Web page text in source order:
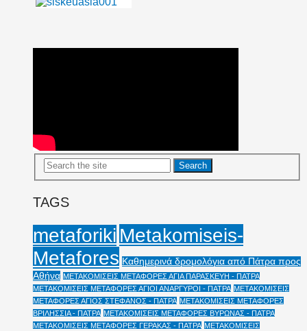
TAGS
metaforiki Metakomiseis-
Metafores Καθημερινά δρομολόγια από Πάτρα προς
Αθήνα ΜΕΤΑΚΟΜΙΣΕΙΣ ΜΕΤΑΦΟΡΕΣ ΑΓΙΑ ΠΑΡΑΣΚΕΥΗ - ΠΑΤΡΑ
ΜΕΤΑΚΟΜΙΣΕΙΣ ΜΕΤΑΦΟΡΕΣ ΑΓΙΟΙ ΑΝΑΡΓΥΡΟΙ - ΠΑΤΡΑ ΜΕΤΑΚΟΜΙΣΕΙΣ
ΜΕΤΑΦΟΡΕΣ ΑΓΙΟΣ ΣΤΕΦΑΝΟΣ - ΠΑΤΡΑ ΜΕΤΑΚΟΜΙΣΕΙΣ ΜΕΤΑΦΟΡΕΣ
ΒΡΙΛΗΣΣΙΑ - ΠΑΤΡΑ ΜΕΤΑΚΟΜΙΣΕΙΣ ΜΕΤΑΦΟΡΕΣ ΒΥΡΩΝΑΣ - ΠΑΤΡΑ
ΜΕΤΑΚΟΜΙΣΕΙΣ ΜΕΤΑΦΟΡΕΣ ΓΕΡΑΚΑΣ - ΠΑΤΡΑ ΜΕΤΑΚΟΜΙΣΕΙΣ